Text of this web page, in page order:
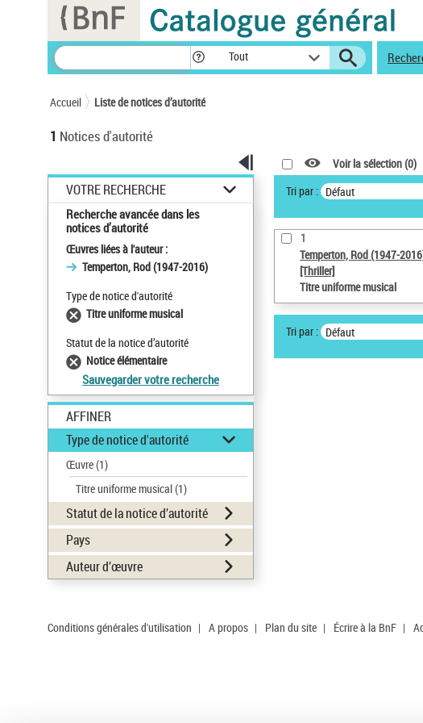
Tout
Accueil Liste de notices d’autorité
1 Notices d'autorité
VOTRE RECHERCHE
Recherche avancée dans les
notices d’autorité
Œuvres liées à l'auteur :
Temperton, Rod (1947-2016)
Type de notice d'autorité
Titre uniforme musical
Statut de la notice d’autorité
Notice élémentaire
Sauvegarder votre recherche
AFFINER
Type de notice d'autorité
Œuvre(1)
Titre uniforme musical(1)
Statut de la notice d’autorité
Pays
Auteur d’œuvre
Voir la sélection (0)
Tri par : Défaut
1
Temperton, Rod (1947-
[Thriller]
Titre uniforme musical
Tri par : Défaut
Conditions générales d'utilisation | A propos | Plan du site | Écrire à la BnF |
Panneau de gestion des cookies